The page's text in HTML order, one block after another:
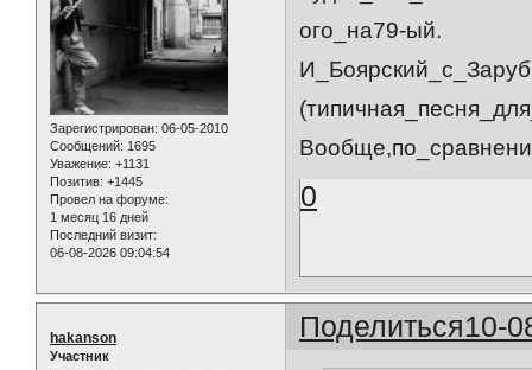
Зарегистрирован: 06-05-2010
Сообщений: 1695
Уважение: +1131
Позитив: +1445
Провел на форуме:
1 месяц 16 дней
Последний визит:
06-08-2026 09:04:54
ого_на79-ый.
0
Поделиться10-
hakanson
Участник